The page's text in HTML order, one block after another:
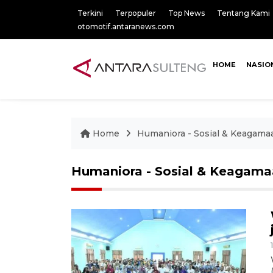
Terkini Terpopuler Top News
Tentang Kami
otomotif.antaranews.com
HOME
Home Humaniora - Sosial &
Humaniora - Sosial &